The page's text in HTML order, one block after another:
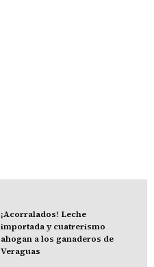
¡Acorralados! Leche
importada y cuatrerismo
ahogan a los ganaderos de
Veraguas